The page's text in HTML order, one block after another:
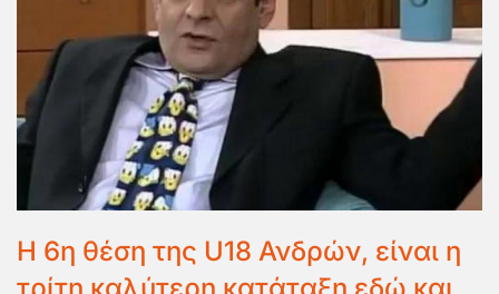
Η 6η θέση της U18 Ανδρών, είναι η